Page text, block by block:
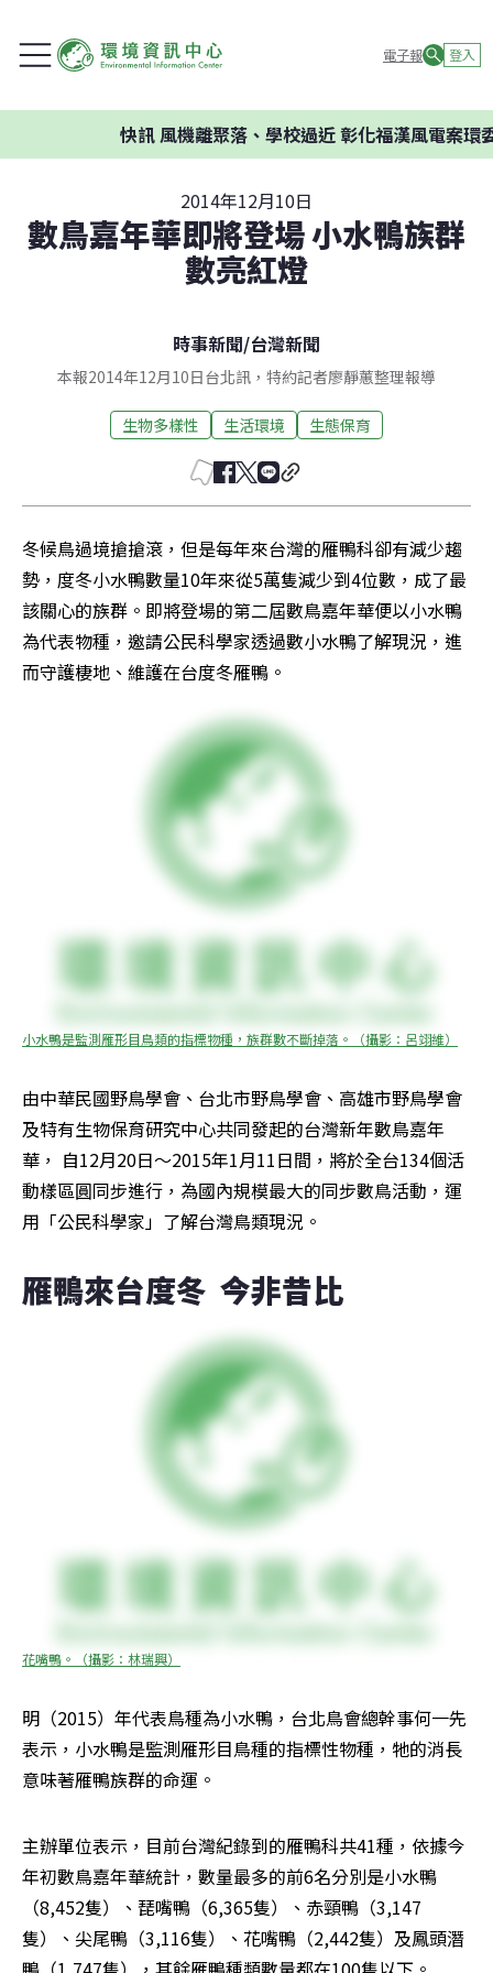
電子報 登入
風機離聚落、學校過近 彰化福漢風電案環委建
2014年12月10日
數鳥嘉年華即將登場 小水鴨族群
數亮紅燈
時事新聞/台灣新聞
本報2014年12月10日台北訊，特約記者廖靜蕙整理報導
生物多樣性 生活環境 生態保育
冬候鳥過境搶搶滾，但是每年來台灣的雁鴨科卻有減少趨
勢，度冬小水鴨數量10年來從5萬隻減少到4位數，成了最
該關心的族群。即將登場的第二屆數鳥嘉年華便以小水鴨
為代表物種，邀請公民科學家透過數小水鴨了解現況，進
而守護棲地、維護在台度冬雁鴨。
小水鴨是監測雁形目鳥類的指標物種，族群數不斷掉落。（攝影：呂翊維）
由中華民國野鳥學會、台北市野鳥學會、高雄市野鳥學會
及特有生物保育研究中心共同發起的台灣新年數鳥嘉年
華， 自12月20日～2015年1月11日間，將於全台134個活
動樣區圓同步進行，為國內規模最大的同步數鳥活動，運
用「公民科學家」了解台灣鳥類現況。
雁鴨來台度冬  今非昔比
花嘴鴨。（攝影：林瑞興）
明（2015）年代表鳥種為小水鴨，台北鳥會總幹事何一先
表示，小水鴨是監測雁形目鳥種的指標性物種，牠的消長
意味著雁鴨族群的命運。
主辦單位表示，目前台灣紀錄到的雁鴨科共41種，依據今
年初數鳥嘉年華統計，數量最多的前6名分別是小水鴨
（8,452隻）、琵嘴鴨（6,365隻）、赤頸鴨（3,147
隻）、尖尾鴨（3,116隻）、花嘴鴨（2,442隻）及鳳頭潛